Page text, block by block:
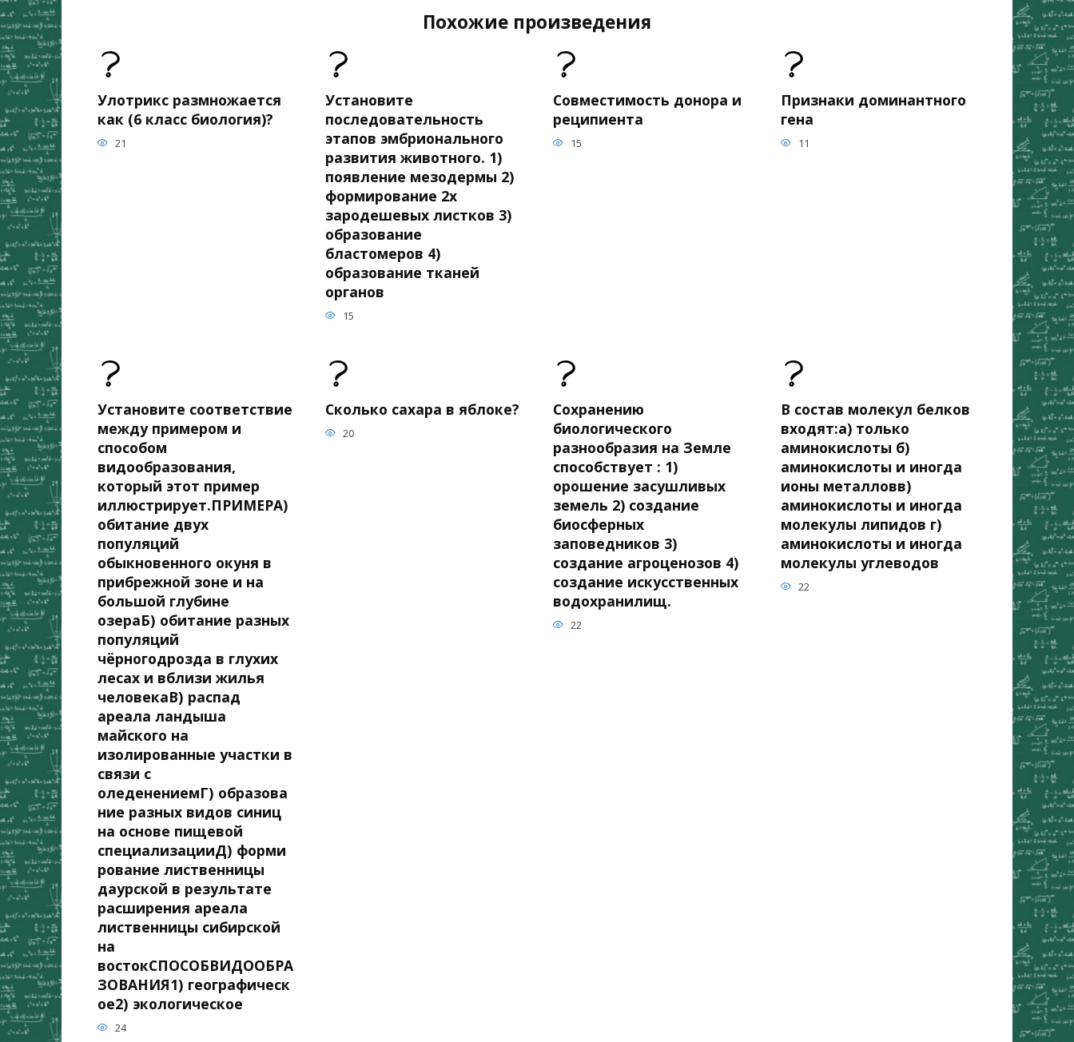
Похожие произведения
Улотрикс размножается
как (6 класс биология)?
21
Установите
последовательность
этапов эмбрионального
развития животного. 1)
появление мезодермы 2)
формирование 2х
зародешевых листков 3)
образование
бластомеров 4)
образование тканей
органов
15
Совместимость донора и
реципиента
15
Признаки доминантного
гена
11
Установите соответствие
между примером и
способом
видообразования,
который этот пример
иллюстрирует.ПРИМЕРА)
обитание двух
популяций
обыкновенного окуня в
прибрежной зоне и на
большой глубине
озераБ) обитание разных
популяций
чёрногодрозда в глухих
лесах и вблизи жилья
человекаВ) распад
ареала ландыша
майского на
изолированные участки в
связи с
оледенениемГ) образова
ние разных видов синиц
на основе пищевой
специализацииД) форми
рование лиственницы
даурской в результате
расширения ареала
лиственницы сибирской
на
востокСПОСОБВИДООБРА
ЗОВАНИЯ1) географическ
ое2) экологическое
24
Сколько сахара в яблоке?
20
Сохранению
биологического
разнообразия на Земле
способствует : 1)
орошение засушливых
земель 2) создание
биосферных
заповедников 3)
создание агроценозов 4)
создание искусственных
водохранилищ.
22
В состав молекул белков
входят:а) только
аминокислоты б)
аминокислоты и иногда
ионы металловв)
аминокислоты и иногда
молекулы липидов г)
аминокислоты и иногда
молекулы углеводов
22